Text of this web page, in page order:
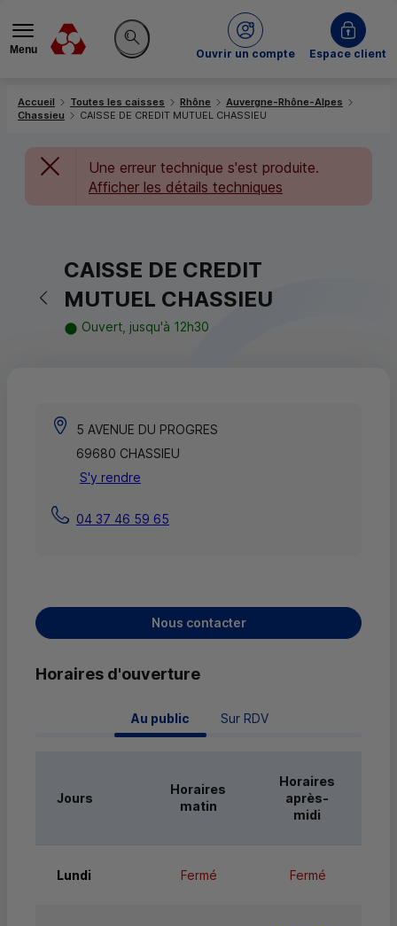
Menu
Rechercher sur le site
Ouvrir un compte
du Crédit MutuelEspace client
Accueil Toutes les caisses Rhône
Auvergne-Rhône-Alpes
Chassieu
CAISSE DE CREDIT MUTUEL CHASSIEU
Une erreur technique s'est produite.
Afficher les détails techniques
Retour vers la page précédente
CAISSE DE CREDIT
MUTUEL CHASSIEU
Ouvert, jusqu'à 12h30
5 AVENUE DU PROGRES
69680 CHASSIEU
S'y rendre
04 37 46 59 65
Nous contacter
Horaires d'ouverture
Au public Sur RDV
Jours
Horaires
matin
Horaires
après-
midi
Lundi Fermé Fermé